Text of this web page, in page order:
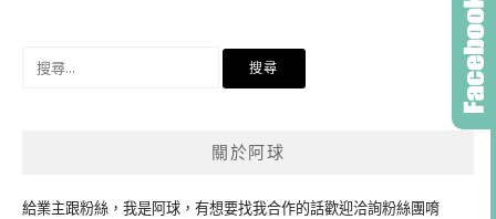
關於阿球
給業主跟粉絲，我是阿球，有想要找我合作的話歡迎洽詢粉絲團唷